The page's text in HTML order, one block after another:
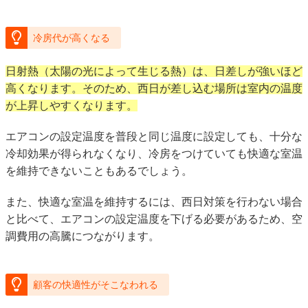
冷房代が高くなる
日射熱（太陽の光によって生じる熱）は、日差しが強いほど
高くなります。そのため、西日が差し込む場所は室内の温度
が上昇しやすくなります。
エアコンの設定温度を普段と同じ温度に設定しても、十分な
冷却効果が得られなくなり、冷房をつけていても快適な室温
を維持できないこともあるでしょう。
また、快適な室温を維持するには、西日対策を行わない場合
と比べて、エアコンの設定温度を下げる必要があるため、空
調費用の高騰につながります。
顧客の快適性がそこなわれる